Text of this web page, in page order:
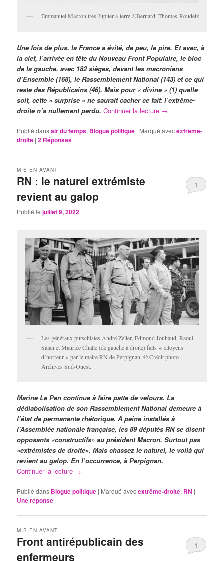
Emmanuel Macron très Jupiter-à-terre ©Bernard_Thomas-Roudeix
Une fois de plus, la France a évité, de peu, le pire. Et avec, à
la clef, l’arrivée en tête du Nouveau Front Populaire, le bloc
de la gauche, avec 182 sièges, devant les macroniens
d’Ensemble (168), le Rassemblement National (143) et ce qui
reste des Républicains (46). Mais pour « divine » (1) quelle
soit, cette « surprise » ne saurait cacher ce fait: l’extrême-
droite n’a nullement perdu. Continuer la lecture →
Publié dansair du temps, Blogue politique | Marqué avecextrême-
droite |2 Réponses
RN : le naturel extrémiste
revient au galop
MIS EN AVANT
Publié lejuillet 9, 2022
1
Les généraux putschistes André Zeller, Edmond Jouhaud, Raoul
Salan et Maurice Challe (de gauche à droite) faits « citoyens
d’horreur » par le maire RN de Perpignan. © Crédit photo :
Archives Sud-Ouest.
Marine Le Pen continue à faire patte de velours. La
dédiabolisation de son Rassemblement National demeure à
l’état de permanente rhétorique. A peine installés à
l’Assemblée nationale française, les 89 députés RN se disent
opposants «constructifs» au président Macron. Surtout pas
«extrémistes de droite». Mais chassez le naturel, le voilà qui
revient au galop. En l’occurrence, à Perpignan.
Continuer la lecture →
Publié dans Blogue politique | Marqué avecextrême-droite, RN |
Uneréponse
Front antirépublicain des
enfermeurs
MIS EN AVANT
1